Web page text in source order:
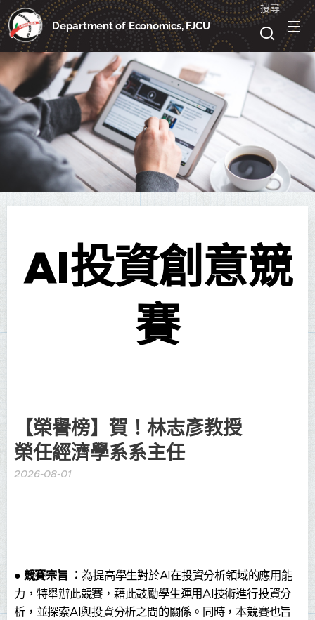
Department of Economics, FJCU
搜尋
AI投資創意競
賽
【榮譽榜】賀！林志彥教授
榮任經濟學系系主任
2026-08-01
● 競賽宗旨 ：為提高學生對於AI在投資分析領域的應用能
力，特舉辦此競賽，藉此鼓勵學生運用AI技術進行投資分
析，並探索AI與投資分析之間的關係。同時，本競賽也旨